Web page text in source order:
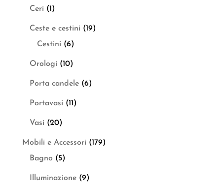
Ceri (1)
Ceste e cestini (19)
Cestini (6)
Orologi (10)
Porta candele (6)
Portavasi (11)
Vasi (20)
Mobili e Accessori (179)
Bagno (5)
Illuminazione (9)